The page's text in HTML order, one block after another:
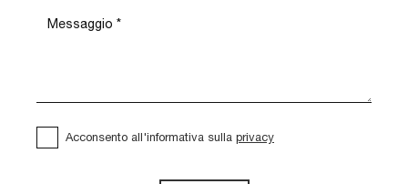
Acconsento all'informativa sulla privacy